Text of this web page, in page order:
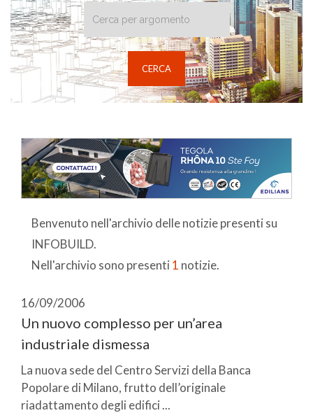
Benvenuto nell'archivio delle notizie presenti su
INFOBUILD.
Nell'archivio sono presenti 1 notizie.
16/09/2006
Un nuovo complesso per un’area
industriale dismessa
La nuova sede del Centro Servizi della Banca
Popolare di Milano, frutto dell’originale
riadattamento degli edifici ...